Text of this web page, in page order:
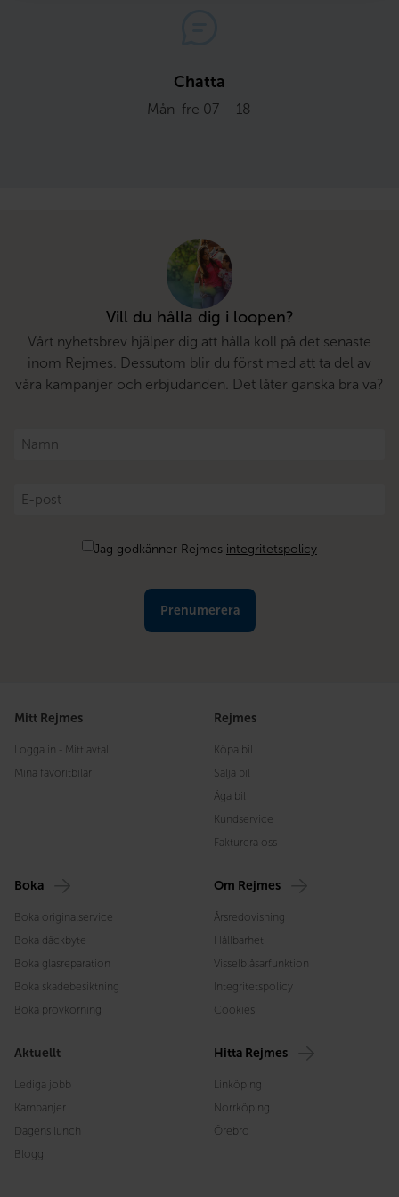
Chatta
Mån-fre 07 – 18
Vill du hålla dig i loopen?
Vårt nyhetsbrev hjälper dig att hålla koll på det senaste
inom Rejmes. Dessutom blir du först med att ta del av
våra kampanjer och erbjudanden. Det låter ganska bra va?
Namn
E-
post
Jag godkänner Rejmes integritetspolicy
Mitt Rejmes
Logga in - Mitt avtal
Mina favoritbilar
Rejmes
Köpa bil
Sälja bil
Äga bil
Kundservice
Fakturera oss
Boka
Boka originalservice
Boka däckbyte
Boka glasreparation
Boka skadebesiktning
Boka provkörning
Om Rejmes
Årsredovisning
Hållbarhet
Visselblåsarfunktion
Integritetspolicy
Cookies
Aktuellt
Lediga jobb
Kampanjer
Dagens lunch
Blogg
Hitta Rejmes
Linköping
Norrköping
Örebro